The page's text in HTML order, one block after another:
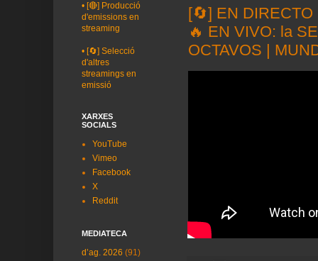
[🔄] EN
🔥 EN VIVO: la
OCTAVOS |
• [🔴] Producció
d'emissions en
streaming
• [🔄] Selecció
d'altres
streamings en
emissió
XARXES
SOCIALS
YouTube
Vimeo
Facebook
X
Reddit
MEDIATECA
d’ag. 2026 (91)